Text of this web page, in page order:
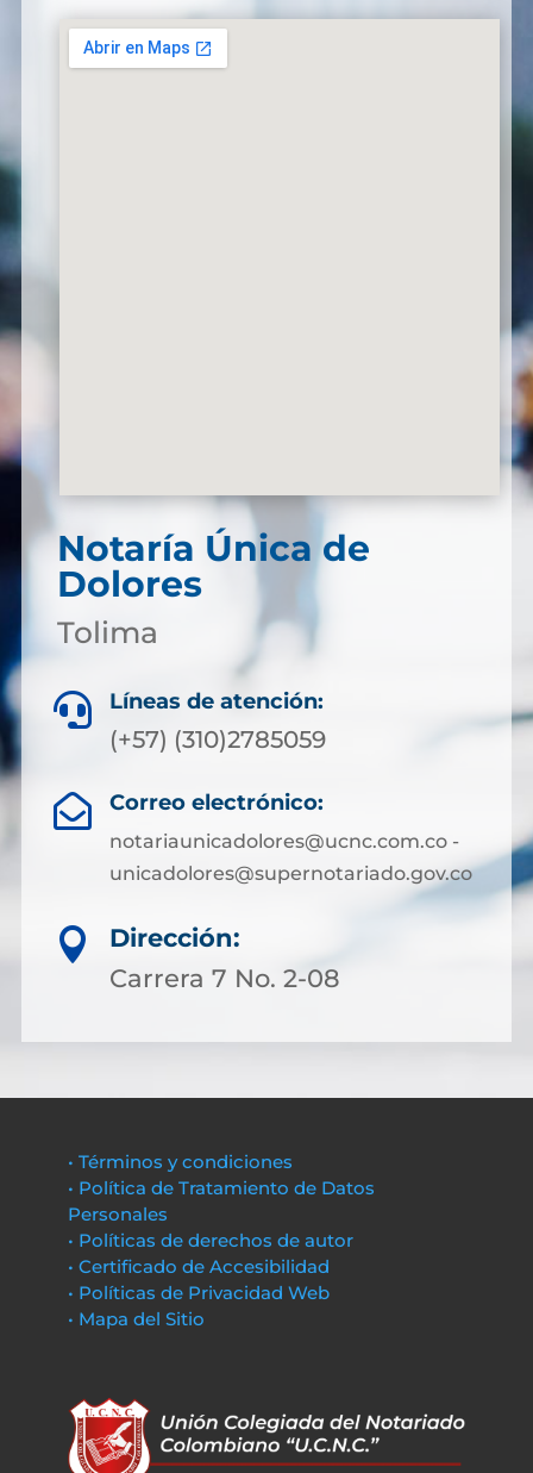
Notaría Única de
Dolores
Tolima
 Líneas de atención:
(+57) (310)2785059
 Correo electrónico:
notariaunicadolores@ucnc.com.co -
unicadolores@supernotariado.gov.co

Dirección:
Carrera 7 No. 2-08
• Términos y condiciones
• Política de Tratamiento de Datos
Personales
• Políticas de derechos de autor
• Certificado de Accesibilidad
• Políticas de Privacidad Web
• Mapa del Sitio